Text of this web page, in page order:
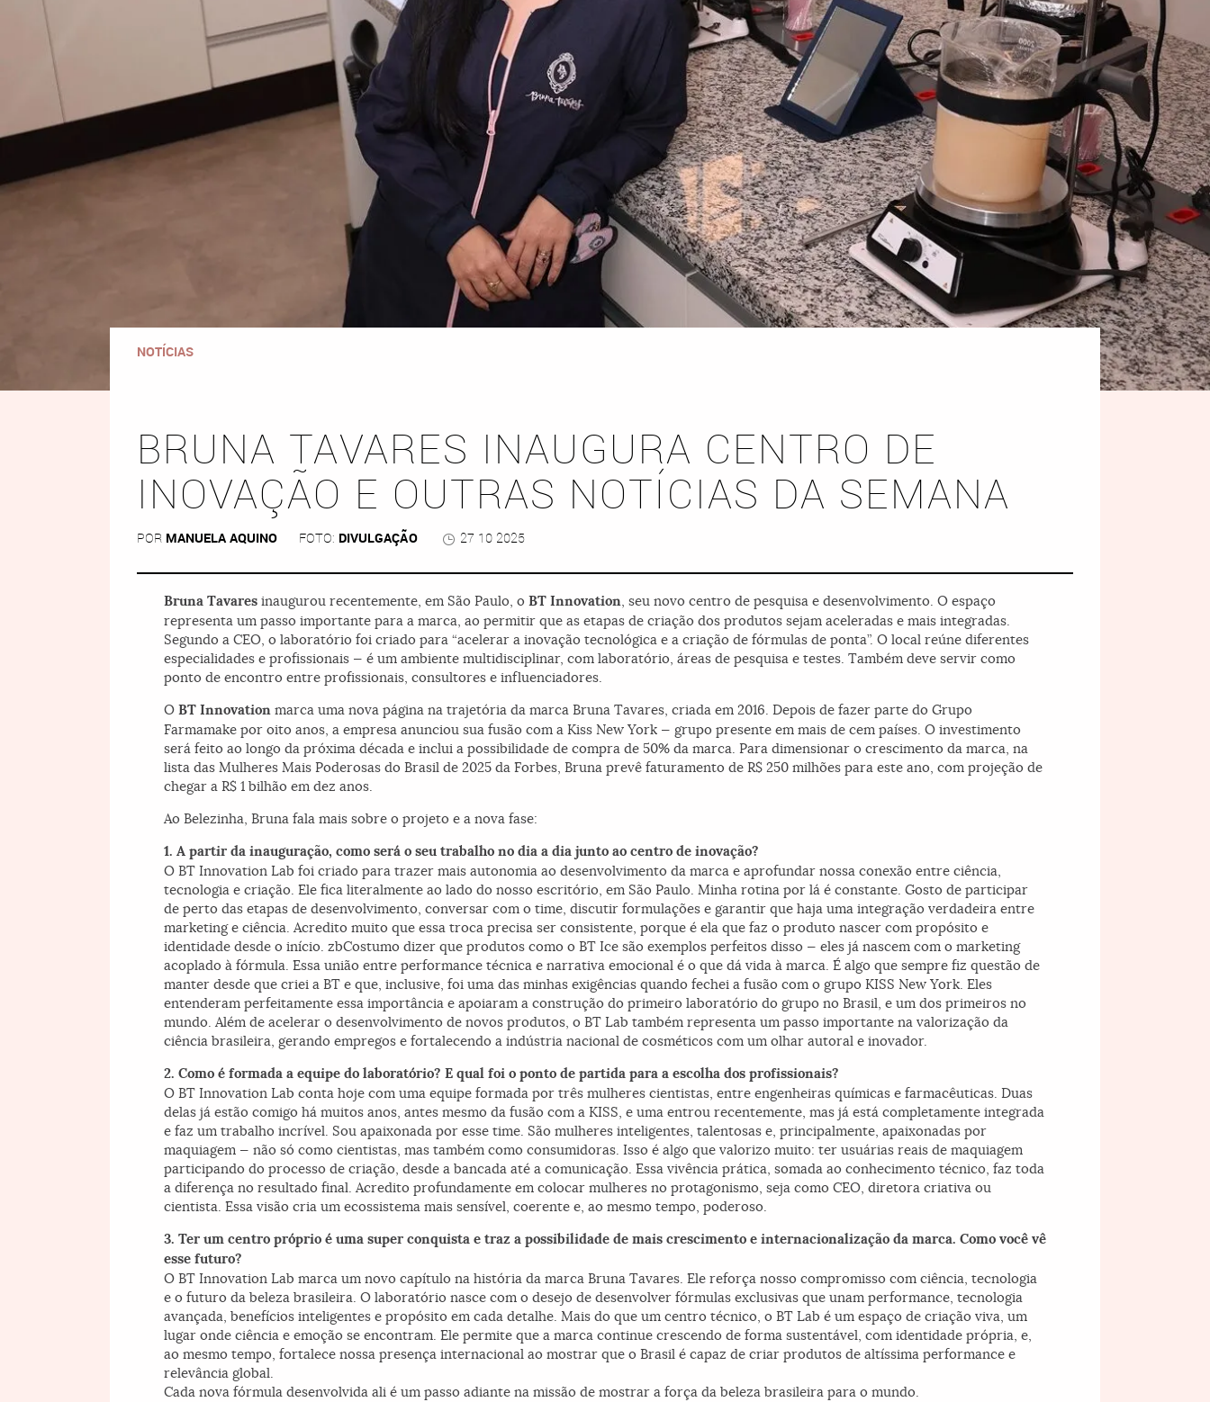
NOTÍCIAS
BRUNA TAVARES INAUGURA CENTRO DE
INOVAÇÃO E OUTRAS NOTÍCIAS DA SEMANA
POR MANUELA AQUINO FOTO: DIVULGAÇÃO 27 10 2025
Bruna Tavares inaugurou recentemente, em São Paulo, o BT Innovation, seu novo centro de pesquisa e desenvolvimento. O espaço
representa um passo importante para a marca, ao permitir que as etapas de criação dos produtos sejam aceleradas e mais integradas.
Segundo a CEO, o laboratório foi criado para “acelerar a inovação tecnológica e a criação de fórmulas de ponta”. O local reúne diferentes
especialidades e profissionais — é um ambiente multidisciplinar, com laboratório, áreas de pesquisa e testes. Também deve servir como
ponto de encontro entre profissionais, consultores e influenciadores.
O BT Innovation marca uma nova página na trajetória da marca Bruna Tavares, criada em 2016. Depois de fazer parte do Grupo
Farmamake por oito anos, a empresa anunciou sua fusão com a Kiss New York — grupo presente em mais de cem países. O investimento
será feito ao longo da próxima década e inclui a possibilidade de compra de 50% da marca. Para dimensionar o crescimento da marca, na
lista das Mulheres Mais Poderosas do Brasil de 2025 da Forbes, Bruna prevê faturamento de R$ 250 milhões para este ano, com projeção de
chegar a R$ 1 bilhão em dez anos.
Ao Belezinha, Bruna fala mais sobre o projeto e a nova fase:
1. A partir da inauguração, como será o seu trabalho no dia a dia junto ao centro de inovação?
O BT Innovation Lab foi criado para trazer mais autonomia ao desenvolvimento da marca e aprofundar nossa conexão entre ciência,
tecnologia e criação. Ele fica literalmente ao lado do nosso escritório, em São Paulo. Minha rotina por lá é constante. Gosto de participar
de perto das etapas de desenvolvimento, conversar com o time, discutir formulações e garantir que haja uma integração verdadeira entre
marketing e ciência. Acredito muito que essa troca precisa ser consistente, porque é ela que faz o produto nascer com propósito e
identidade desde o início. zbCostumo dizer que produtos como o BT Ice são exemplos perfeitos disso — eles já nascem com o marketing
acoplado à fórmula. Essa união entre performance técnica e narrativa emocional é o que dá vida à marca. É algo que sempre fiz questão de
manter desde que criei a BT e que, inclusive, foi uma das minhas exigências quando fechei a fusão com o grupo KISS New York. Eles
entenderam perfeitamente essa importância e apoiaram a construção do primeiro laboratório do grupo no Brasil, e um dos primeiros no
mundo. Além de acelerar o desenvolvimento de novos produtos, o BT Lab também representa um passo importante na valorização da
ciência brasileira, gerando empregos e fortalecendo a indústria nacional de cosméticos com um olhar autoral e inovador.
2. Como é formada a equipe do laboratório? E qual foi o ponto de partida para a escolha dos profissionais?
O BT Innovation Lab conta hoje com uma equipe formada por três mulheres cientistas, entre engenheiras químicas e farmacêuticas. Duas
delas já estão comigo há muitos anos, antes mesmo da fusão com a KISS, e uma entrou recentemente, mas já está completamente integrada
e faz um trabalho incrível. Sou apaixonada por esse time. São mulheres inteligentes, talentosas e, principalmente, apaixonadas por
maquiagem — não só como cientistas, mas também como consumidoras. Isso é algo que valorizo muito: ter usuárias reais de maquiagem
participando do processo de criação, desde a bancada até a comunicação. Essa vivência prática, somada ao conhecimento técnico, faz toda
a diferença no resultado final. Acredito profundamente em colocar mulheres no protagonismo, seja como CEO, diretora criativa ou
cientista. Essa visão cria um ecossistema mais sensível, coerente e, ao mesmo tempo, poderoso.
3. Ter um centro próprio é uma super conquista e traz a possibilidade de mais crescimento e internacionalização da marca. Como você vê
esse futuro?
O BT Innovation Lab marca um novo capítulo na história da marca Bruna Tavares. Ele reforça nosso compromisso com ciência, tecnologia
e o futuro da beleza brasileira. O laboratório nasce com o desejo de desenvolver fórmulas exclusivas que unam performance, tecnologia
avançada, benefícios inteligentes e propósito em cada detalhe. Mais do que um centro técnico, o BT Lab é um espaço de criação viva, um
lugar onde ciência e emoção se encontram. Ele permite que a marca continue crescendo de forma sustentável, com identidade própria, e,
ao mesmo tempo, fortalece nossa presença internacional ao mostrar que o Brasil é capaz de criar produtos de altíssima performance e
relevância global.
Cada nova fórmula desenvolvida ali é um passo adiante na missão de mostrar a força da beleza brasileira para o mundo.